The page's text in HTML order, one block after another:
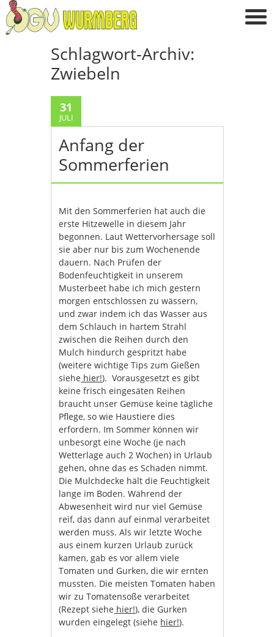
Schlagwort-Archiv:
Zwiebeln
31
JULI
Anfang der
Sommerferien
Mit den Sommerferien hat auch die
erste Hitzewelle in diesem Jahr
begonnen. Laut Wettervorhersage soll
sie aber nur bis zum Wochenende
dauern. Nach Prüfen der
Bodenfeuchtigkeit in unserem
Musterbeet habe ich mich gestern
morgen entschlossen zu wässern,
und zwar indem ich das Wasser aus
dem Schlauch in hartem Strahl
zwischen die Reihen durch den
Mulch hindurch gespritzt habe
(weitere wichtige Tips zum Gießen
siehe hier!). Vorausgesetzt es gibt
keine frisch eingesäten Reihen
braucht unser Gemüse keine tägliche
Pflege, so wie Haustiere dies
erfordern. Im Sommer können wir
unbesorgt eine Woche (je nach
Wetterlage auch 2 Wochen) in Urlaub
gehen, ohne das es Schaden nimmt.
Die Mulchdecke hält die Feuchtigkeit
lange im Boden. Während der
Abwesenheit wird nur viel Gemüse
reif, das dann auf einmal verarbeitet
werden muss. Als wir letzte Woche
aus einem kurzen Urlaub zurück
kamen, gab es vor allem viele
Tomaten und Gurken, die wir ernten
mussten. Die meisten Tomaten haben
wir zu Tomatensoße verarbeitet
(Rezept siehe hier!), die Gurken
wurden eingelegt (siehe hier!).